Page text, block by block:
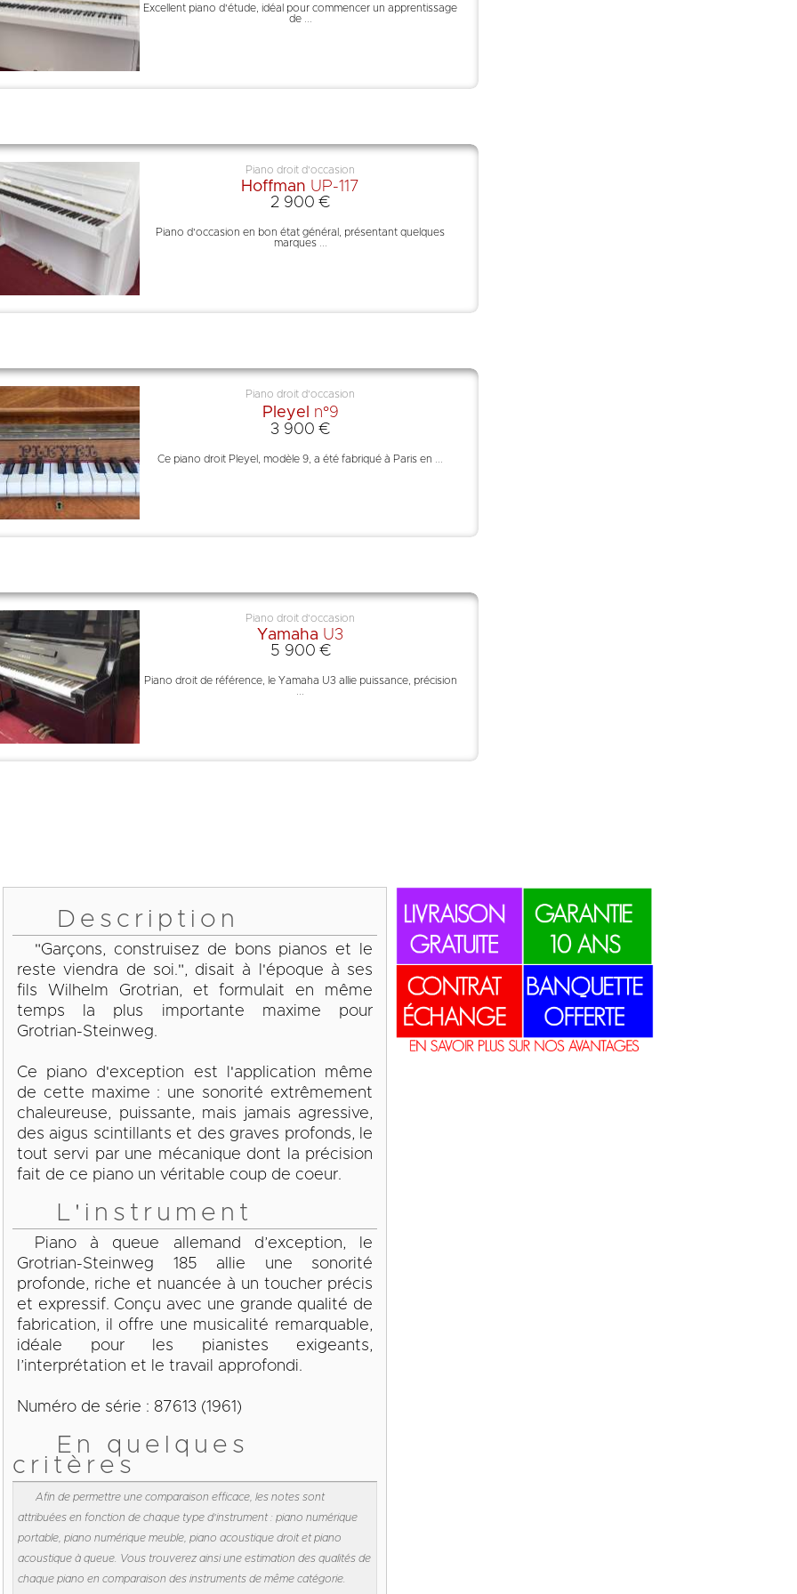
Excellent piano d'étude, idéal pour commencer un apprentissage
de ...
Piano droit d'occasion
Hoffman UP-117
2 900 €
Piano d'occasion en bon état général, présentant quelques
marques ...
Piano droit d'occasion
Pleyel
n°9
3 900 €
Ce piano droit Pleyel, modèle 9, a été fabriqué à Paris en ...
Piano droit d'occasion
Yamaha U3
5 900 €
Piano droit de référence, le Yamaha U3 allie puissance, précision
Description
"Garçons, construisez de bons pianos et le
reste viendra de soi.", disait à l'époque à ses
fils Wilhelm Grotrian, et formulait en même
temps la plus importante maxime pour
Grotrian-Steinweg.
Ce piano d'exception est l'application même
de cette maxime : une sonorité extrêmement
chaleureuse, puissante, mais jamais agressive,
des aigus scintillants et des graves profonds, le
tout servi par une mécanique dont la précision
fait de ce piano un véritable coup de coeur.
L'instrument
Piano à queue allemand d’exception, le
Grotrian-Steinweg 185 allie une sonorité
profonde, riche et nuancée à un toucher précis
et expressif. Conçu avec une grande qualité de
fabrication, il offre une musicalité remarquable,
idéale pour les pianistes exigeants,
l’interprétation et le travail approfondi.
Numéro de série : 87613 (1961)
En quelques
critères
Afin de permettre une comparaison efficace, les notes sont
attribuées en fonction de chaque type d'instrument : piano numérique
portable, piano numérique meuble, piano acoustique droit et piano
acoustique à queue. Vous trouverez ainsi une estimation des qualités de
chaque piano en comparaison des instruments de même catégorie.